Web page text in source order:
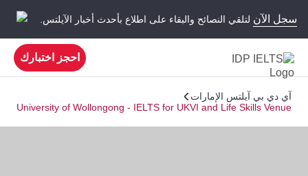
سجل الآن لتلقي النصائح والبقاء على اطلاع بأحدث أخبار الآيلتس.
احجز اختبارك
آي دي بي آيلتس الإمارات
University of Wollongong - IELTS for UKVI and Life Skills Venue